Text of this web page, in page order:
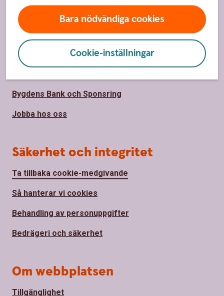
Bara nödvändiga cookies
Cookie-inställningar
Om oss
Om Södra Hestra Sparbank
Bygdens Bank och Sponsring
Jobba hos oss
Säkerhet och integritet
Ta tillbaka cookie-medgivande
Så hanterar vi cookies
Behandling av personuppgifter
Bedrägeri och säkerhet
Om webbplatsen
Tillgänglighet